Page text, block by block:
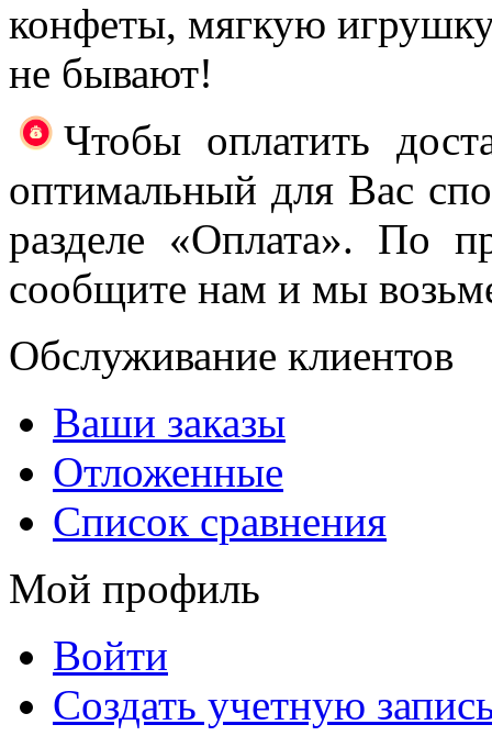
конфеты, мягкую
не бывают!
Чтобы оплатить
оптимальный для Вас
разделе «Оплата». По
сообщите нам и мы
Обслуживание клиентов
Ваши заказы
Отложенные
Список сравнения
Мой профиль
Войти
Создать учетную